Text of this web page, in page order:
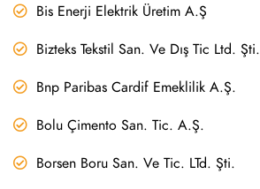
Bis Enerji Elektrik Üretim A.Ş
Bizteks Tekstil San. Ve Dış Tic Ltd. Şti.
Bnp Paribas Cardif Emeklilik A.Ş.
Bolu Çimento San. Tic. A.Ş.
Borsen Boru San. Ve Tic. LTd. Şti.